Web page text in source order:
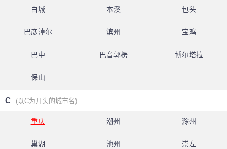
白城 本溪 包头
巴彦淖尔 滨州 宝鸡
巴中 巴音郭楞 博尔塔拉
保山
C (以C为开头的城市名)
重庆 潮州 滁州
巢湖 池州 崇左